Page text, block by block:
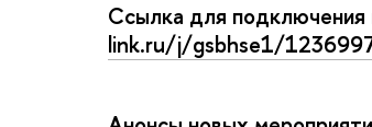
Ссылка для подключения
link.ru/j/gsbhse1/